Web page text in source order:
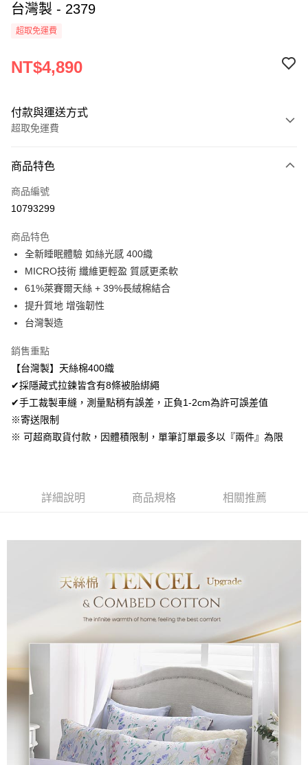
台灣製 - 2379
超取免運費
NT$4,890
付款與運送方式
超取免運費
信用卡一次付款
超商取貨付款
Apple Pay
悠遊付
Google Pay
AFTEE先享後付
相關說明
AFTEE先享後付是「在收到商品之後才付款」的支付方式。 讓您購物簡單
便利好安心！
１．簡單：不需註冊會員、不需綁卡、不需儲值。
２．便利：只要手機號碼，簡訊認證，即可結帳。
３．安心：先確認商品／服務後，再付款。
３．收到繳費通知簡訊後14天內，點擊此簡訊中的連結，可透過四大超商／
是否繳費成功／繳費後需取消欲退款等相關疑問，請聯繫「AFTEE先享後付
客戶支援中心」https://netprotections.freshdesk.com/support/home
１．透過由恩沛科技股份有限公司提供之「AFTEE先享後付」服務完成之交
易，需依本服務之必要範圍內提供個人資料，並將交易相關給付款項請求債
權轉讓予恩沛科技股份有限公司。
２．關於個人資料處理事宜，請瀏覽以下網址：
https://aftee.tw/terms/#terms3
３．未成年的使用者請事先徵得法定代理人或監護人之同意方可使用
「AFTEE先享後付」，若未經同意申辦者引起之損失，本公司不負相關責
４．使用「AFTEE先享後付」時，將依據個別帳號之用戶狀況，依本公司即
時審查核予不同之上限額度；若仍有額度不足之情形，本公司將視審查結果
請求用戶進行身份認證。
５．嚴禁一人註冊多個帳號或使用他人資訊註冊。若發現惡意使用之情形，
ATM付款
運送方式
全家取貨付款
免運費
每筆NT$60，滿NT$499(含以上)免運費
每筆NT$100，滿NT$499(含以上)免運費
離島宅配
每筆NT$100，滿NT$499(含以上)免運費
商品特色
商品編號
10793299
商品特色
全新睡眠體驗 如絲光感 400織
MICRO技術 纖維更輕盈 質感更柔軟
61%萊賽爾天絲 + 39%長絨棉結合
提升質地 增強韌性
台灣製造
銷售重點
【台灣製】天絲棉400織
✔採隱藏式拉鍊皆含有8條被胎綁繩
✔手工裁製車縫，測量點稍有誤差，正負1-2cm為許可誤差值
※寄送限制
※ 可超商取貨付款，因體積限制，單筆訂單最多以『兩件』為限
詳細說明 商品規格 相關推薦